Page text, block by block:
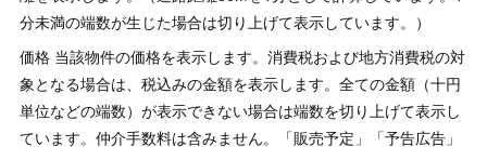
分未満の端数が生じた場合は切り上げて表示しています。）
価格 当該物件の価格を表示します。消費税および地方消費税の対
象となる場合は、税込みの金額を表示します。全ての金額（十円
単位などの端数）が表示できない場合は端数を切り上げて表示し
ています。仲介手数料は含みません。「販売予定」「予告広告」